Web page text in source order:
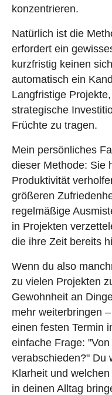
konzentrieren.
Natürlich ist die
erfordert ein
kurzfristig keinen
automatisch ein
Langfristige
strategische
Früchte zu tragen.
Mein persönliches
dieser Methode: Sie
Produktivität
größeren
regelmäßige
in Projekten
die ihre Zeit bereits
Wenn du also
zu vielen Projekten
Gewohnheit an
mehr weiterbringen
einen festen Termin
einfache Frage:
verabschieden?" Du
Klarheit und
in deinen Alltag